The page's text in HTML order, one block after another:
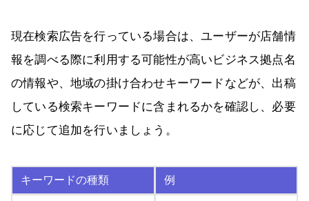
現在検索広告を行っている場合は、ユーザーが店舗情
報を調べる際に利用する可能性が高いビジネス拠点名
の情報や、地域の掛け合わせキーワードなどが、出稿
している検索キーワードに含まれるかを確認し、必要
に応じて追加を行いましょう。
キーワードの種類 例